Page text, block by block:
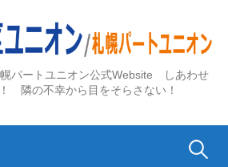
パートユニオン公式Website しあわせ
隣の不幸から目をそらさない！
検